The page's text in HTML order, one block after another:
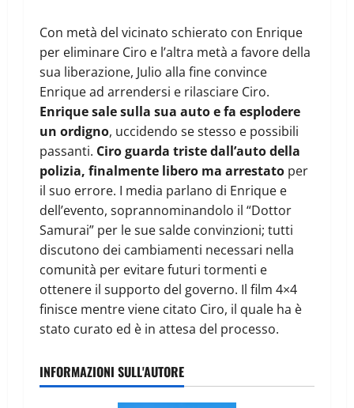
Con metà del vicinato schierato con Enrique
per eliminare Ciro e l’altra metà a favore della
sua liberazione, Julio alla fine convince
Enrique ad arrendersi e rilasciare Ciro.
Enrique sale sulla sua auto e fa esplodere
un ordigno, uccidendo se stesso e possibili
passanti. Ciro guarda triste dall’auto della
polizia, finalmente libero ma arrestato per
il suo errore. I media parlano di Enrique e
dell’evento, soprannominandolo il “Dottor
Samurai” per le sue salde convinzioni; tutti
discutono dei cambiamenti necessari nella
comunità per evitare futuri tormenti e
ottenere il supporto del governo. Il film 4×4
finisce mentre viene citato Ciro, il quale ha è
stato curato ed è in attesa del processo.
INFORMAZIONI SULL'AUTORE